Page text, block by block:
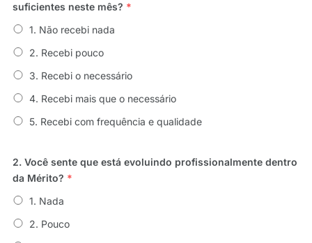
suficientes neste mês? *
1. Não recebi nada
2. Recebi pouco
3. Recebi o necessário
4. Recebi mais que o necessário
5. Recebi com frequência e qualidade
2. Você sente que está evoluindo profissionalmente dentro
da Mérito? *
1. Nada
2. Pouco